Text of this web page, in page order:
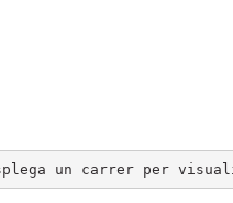
un carrer per